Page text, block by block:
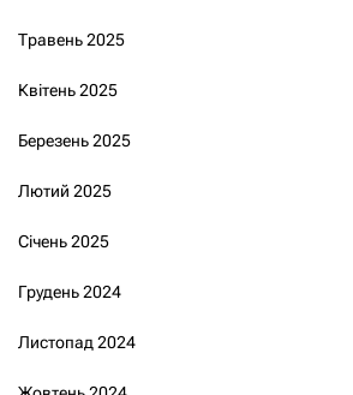
Травень 2025
Квітень 2025
Березень 2025
Лютий 2025
Січень 2025
Грудень 2024
Листопад 2024